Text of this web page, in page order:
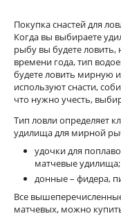
Покупка снастей для
Когда вы выбираете
рыбу вы будете ловить,
времени года, тип
будете ловить мирную
используют снасти,
что нужно учесть,
Тип ловли определяет
удилища для мирной
удочки для
матчевые удилища;
донные – фидера,
Все
матчевых, можно